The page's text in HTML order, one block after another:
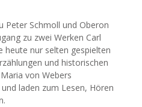
Peter Schmoll und Oberon
zu zwei Werken Carl
heute nur selten gespielten
und historischen
von Webers
laden zum Lesen, Hören